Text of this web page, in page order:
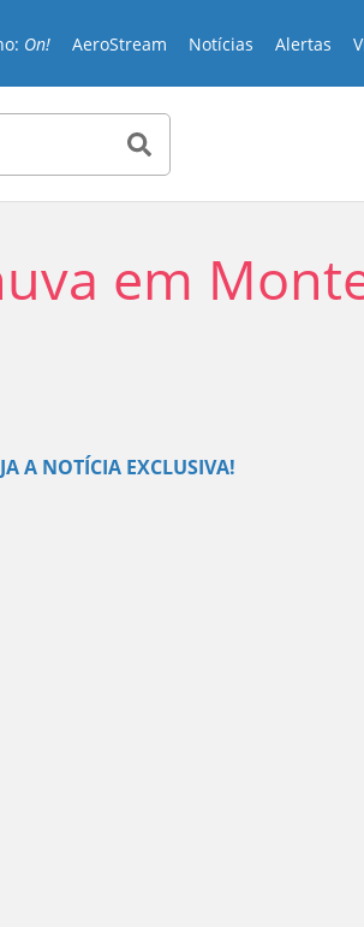
On! AeroStream Notícias Alertas
em
Play
A NOTÍCIA EXCLUSIVA!